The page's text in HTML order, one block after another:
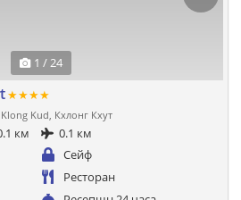
1 / 24
★★★★
Kud, Кхлонг Кхут
км
0.1 км
Сейф
Ресторан